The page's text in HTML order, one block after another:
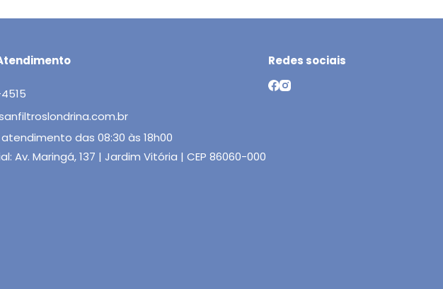
das 08:30 às 18h00
Av. Maringá, 137 | Jardim Vitória | CEP 86060-000
Redes sociais